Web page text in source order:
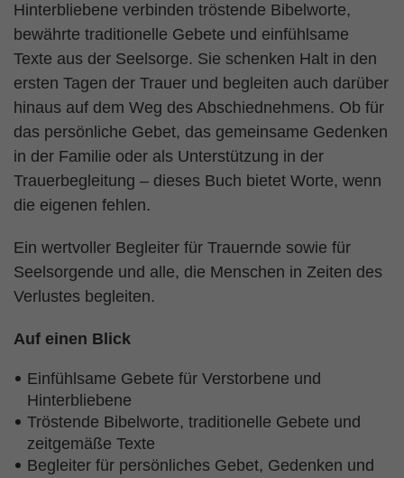
Hinterbliebene verbinden tröstende Bibelworte,
bewährte traditionelle Gebete und einfühlsame
Texte aus der Seelsorge. Sie schenken Halt in den
ersten Tagen der Trauer und begleiten auch darüber
hinaus auf dem Weg des Abschiednehmens. Ob für
das persönliche Gebet, das gemeinsame Gedenken
in der Familie oder als Unterstützung in der
Trauerbegleitung – dieses Buch bietet Worte, wenn
die eigenen fehlen.
Ein wertvoller Begleiter für Trauernde sowie für
Seelsorgende und alle, die Menschen in Zeiten des
Verlustes begleiten.
Auf einen Blick
Einfühlsame Gebete für Verstorbene und
Hinterbliebene
Tröstende Bibelworte, traditionelle Gebete und
zeitgemäße Texte
Begleiter für persönliches Gebet, Gedenken und